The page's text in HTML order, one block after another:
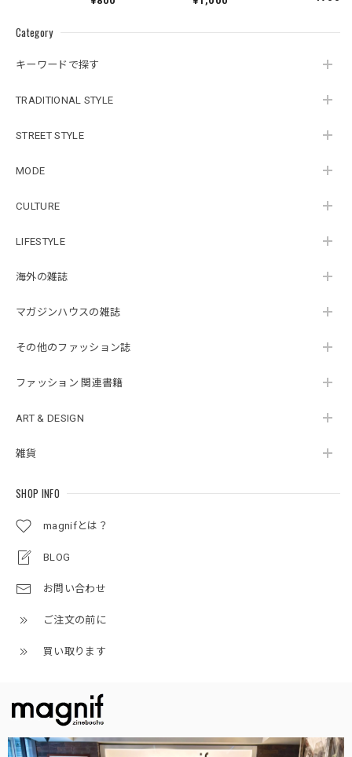
Category
キーワードで探す
TRADITIONAL STYLE
STREET STYLE
MODE
CULTURE
LIFESTYLE
海外の雑誌
マガジンハウスの雑誌
その他のファッション誌
ファッション 関連書籍
ART & DESIGN
雑貨
SHOP INFO
magnifとは？
BLOG
お問い合わせ
ご注文の前に
買い取ります